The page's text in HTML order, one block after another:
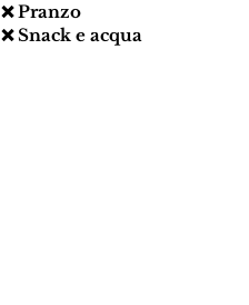
❌ Pranzo
❌ Snack e acqua